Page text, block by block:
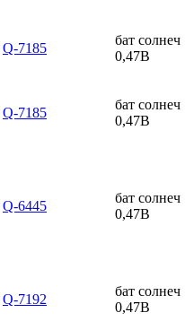
Q-7185
бат солнеч
0,47В
Q-7185
бат солнеч
0,47В
Q-6445
бат солнеч
0,47В
Q-7192
бат солнеч
0,47В